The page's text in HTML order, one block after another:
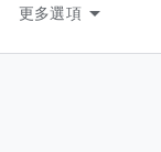
更多選項